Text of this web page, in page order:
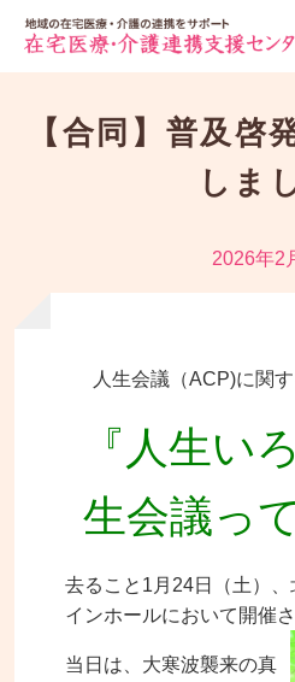
【合同】普及啓
しま
2026年2
人生会議（ACP)に関
『人生い
生会議っ
去ること1月24日（土）
インホールにおいて開催さ
当日は、大寒波襲来の真